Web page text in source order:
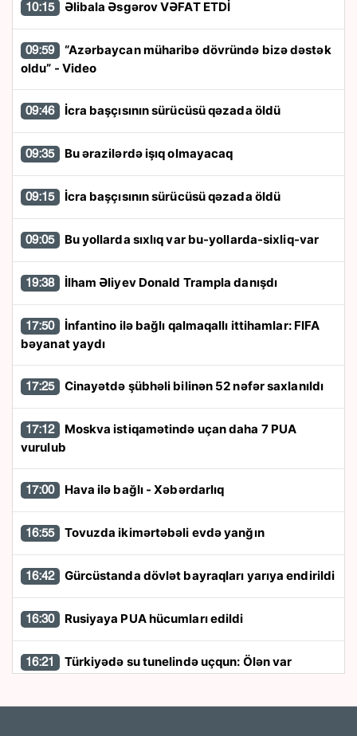
10:15 Əlibala Əsgərov VƏFAT ETDİ
09:59
oldu” - Video
09:46 İcra başçısının sürücüsü qəzada öldü
09:35 Bu ərazilərdə işıq olmayacaq
09:15 İcra başçısının sürücüsü qəzada öldü
09:05 Bu yollarda sıxlıq var bu-yollarda-sixliq-var
19:38 İlham Əliyev Donald Trampla danışdı
17:50
bəyanat yaydı
17:25 Cinayətdə şübhəli bilinən 52 nəfər saxlanıldı
17:12
vurulub
17:00 Hava ilə bağlı - Xəbərdarlıq
16:55 Tovuzda ikimərtəbəli evdə yanğın
16:42 Gürcüstanda dövlət bayraqları yarıya endirildi
16:30 Rusiyaya PUA hücumları edildi
16:21 Türkiyədə su tunelində uçqun: Ölən var
16:13 Əraqçi: İran və Oman razılaşmaya yaxındır